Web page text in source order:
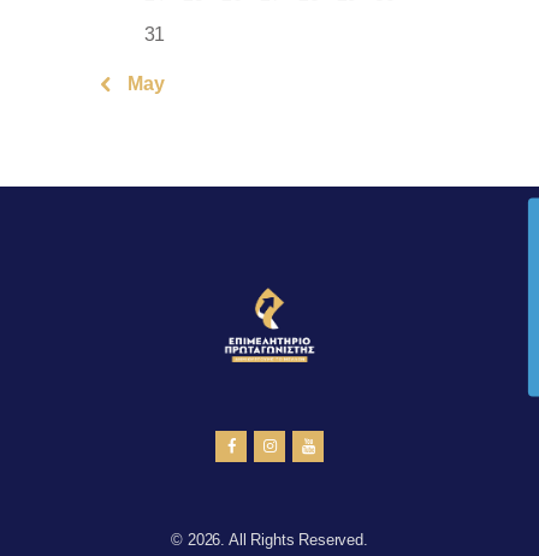
31
« May
© 2026. All Rights Reserved.